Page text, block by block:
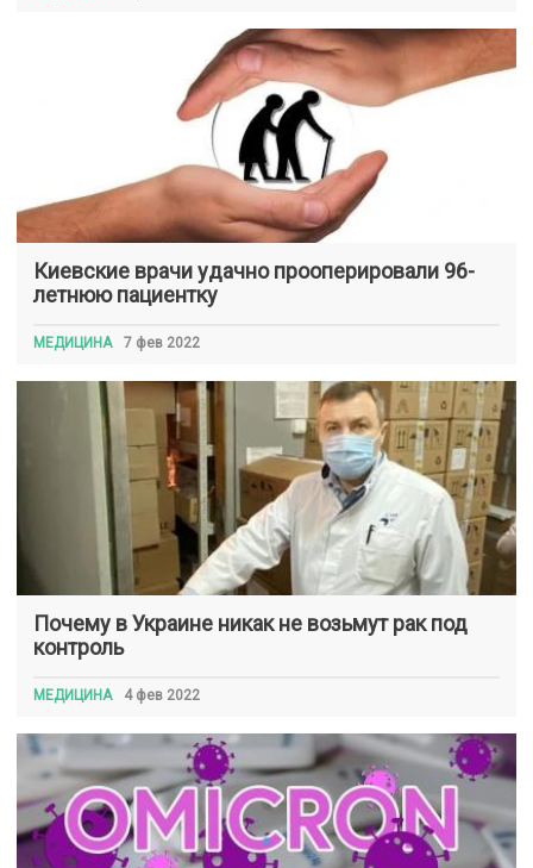
Киевские врачи удачно прооперировали 96-
летнюю пациентку
МЕДИЦИНА 7 фев 2022
Почему в Украине никак не возьмут рак под
контроль
МЕДИЦИНА 4 фев 2022